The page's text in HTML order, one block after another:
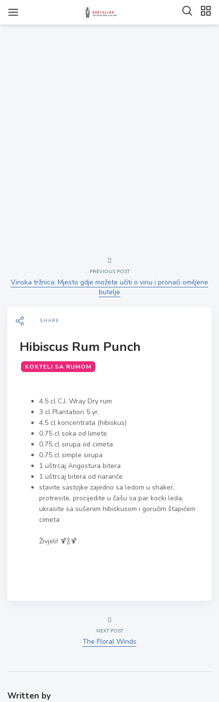
PREVIOUS POST
Vinska tržnica: Mjesto gdje možete učiti o vinu i pronaći omiljene
butelje
SHARE
Hibiscus Rum Punch
KOKTELI SA RUMOM
4.5 cl C.J. Wray Dry rum
3 cl Plantation 5 yr.
4.5 cl koncentrata (hibiskus)
0.75 cl soka od limete
0.75 cl sirupa od cimeta
0.75 cl simple sirupa
1 uštrcaj Angostura bitera
1 uštrcaj bitera od naranče
stavite sastojke zajedno sa ledom u shaker,
protresite, procijedite u čašu sa par kocki leda,
ukrasite sa sušenim hibiskusom i gorućim štapićem
cimeta
Živjeli! 🍹🍾🍹
NEXT POST
The Floral Winds
Written by